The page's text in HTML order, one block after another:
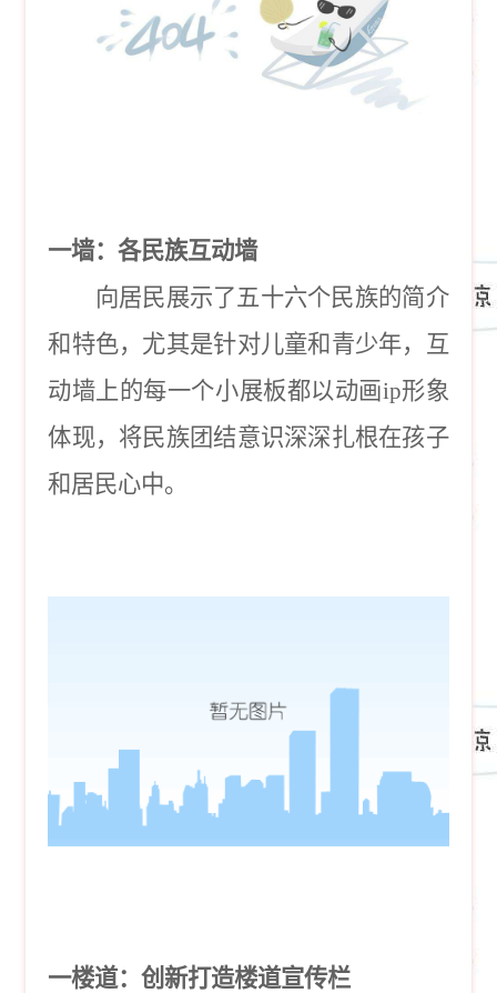
一墙：各民族互动墙
向居民展示了五十六个民族的简介
和特色，尤其是针对儿童和青少年，互
动墙上的每一个小展板都以动画ip形象
体现，将民族团结意识深深扎根在孩子
和居民心中。
一楼道：创新打造楼道宣传栏